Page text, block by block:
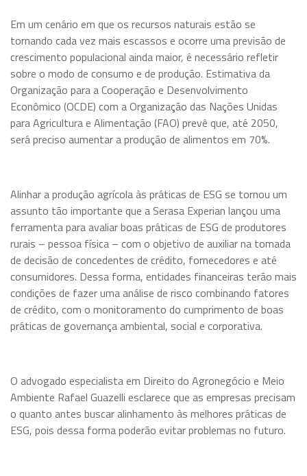
Em um cenário em que os recursos naturais estão se
tornando cada vez mais escassos e ocorre uma previsão de
crescimento populacional ainda maior, é necessário refletir
sobre o modo de consumo e de produção. Estimativa da
Organização para a Cooperação e Desenvolvimento
Econômico (OCDE) com a Organização das Nações Unidas
para Agricultura e Alimentação (FAO) prevê que, até 2050,
será preciso aumentar a produção de alimentos em 70%.
Alinhar a produção agrícola às práticas de ESG se tornou um
assunto tão importante que a Serasa Experian lançou uma
ferramenta para avaliar boas práticas de ESG de produtores
rurais – pessoa física – com o objetivo de auxiliar na tomada
de decisão de concedentes de crédito, fornecedores e até
consumidores. Dessa forma, entidades financeiras terão mais
condições de fazer uma análise de risco combinando fatores
de crédito, com o monitoramento do cumprimento de boas
práticas de governança ambiental, social e corporativa.
O advogado especialista em Direito do Agronegócio e Meio
Ambiente Rafael Guazelli esclarece que as empresas precisam
o quanto antes buscar alinhamento às melhores práticas de
ESG, pois dessa forma poderão evitar problemas no futuro.